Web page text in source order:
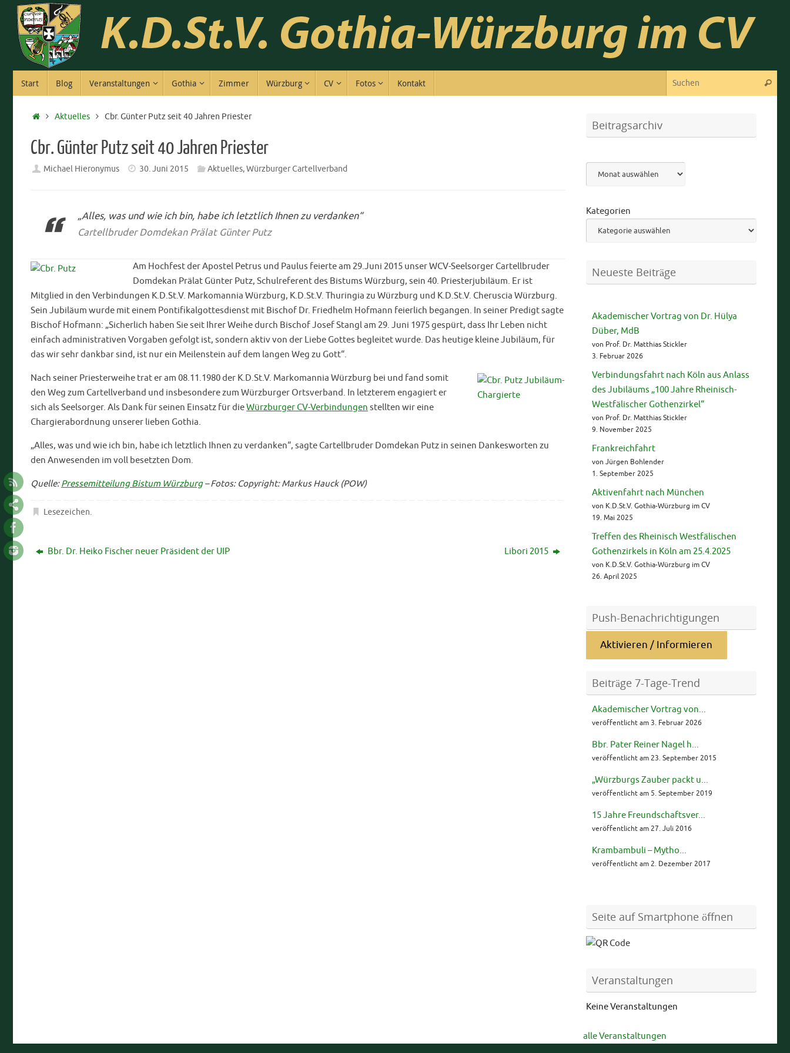
Zum
Inhalt
springen
Inhalt
Start Blog Veranstaltungen Gothia Zimmer Würzburg CV Fotos Kontakt Suchen
StartAktuelles Cbr. Günter Putz seit 40 Jahren Priester
Cbr. Günter Putz seit 40 Jahren Priester
Michael Hieronymus 30. Juni 2015 Aktuelles,Würzburger Cartellverband
„Alles, was und wie ich bin, habe ich letztlich Ihnen zu verdanken“
Cartellbruder Domdekan Prälat Günter Putz
Am Hochfest der Apostel Petrus und Paulus feierte am 29.Juni 2015 unser WCV-Seelsorger Cartellbruder
Domdekan Prälat Günter Putz, Schulreferent des Bistums Würzburg, sein 40. Priesterjubiläum. Er ist
Mitglied in den Verbindungen K.D.St.V. Markomannia Würzburg, K.D.St.V. Thuringia zu Würzburg und K.D.St.V. Cheruscia Würzburg.
Sein Jubiläum wurde mit einem Pontifikalgottesdienst mit Bischof Dr. Friedhelm Hofmann feierlich begangen. In seiner Predigt sagte
Bischof Hofmann: „Sicherlich haben Sie seit Ihrer Weihe durch Bischof Josef Stangl am 29. Juni 1975 gespürt, dass Ihr Leben nicht
einfach administrativen Vorgaben gefolgt ist, sondern aktiv von der Liebe Gottes begleitet wurde. Das heutige kleine Jubiläum, für
das wir sehr dankbar sind, ist nur ein Meilenstein auf dem langen Weg zu Gott“.
Nach seiner Priesterweihe trat er am 08.11.1980 der K.D.St.V. Markomannia Würzburg bei und fand somit
den Weg zum Cartellverband und insbesondere zum Würzburger Ortsverband. In letzterem engagiert er
sich als Seelsorger. Als Dank für seinen Einsatz für dieWürzburger CV-Verbindungen stellten wir eine
Chargierabordnung unserer lieben Gothia.
„Alles, was und wie ich bin, habe ich letztlich Ihnen zu verdanken“, sagte Cartellbruder Domdekan Putz in seinen Dankesworten zu
den Anwesenden im voll besetzten Dom.
Quelle:Pressemitteilung Bistum Würzburg– Fotos: Copyright: Markus Hauck (POW)
Lesezeichen.
Bbr. Dr. Heiko Fischer neuer Präsident der UIP Libori 2015
Beitragsarchiv
Archiv
Kategorien
Neueste Beiträge
Akademischer Vortrag von Dr. Hülya
Düber, MdB
von Prof. Dr. Matthias Stickler
3. Februar 2026
Verbindungsfahrt nach Köln aus Anlass
des Jubiläums „100 Jahre Rheinisch-
Westfälischer Gothenzirkel“
von Prof. Dr. Matthias Stickler
9. November 2025
Frankreichfahrt
von Jürgen Bohlender
1. September 2025
Aktivenfahrt nach München
von K.D.St.V. Gothia-Würzburg im CV
19. Mai 2025
Treffen des Rheinisch Westfälischen
Gothenzirkels in Köln am 25.4.2025
von K.D.St.V. Gothia-Würzburg im CV
26. April 2025
Push-Benachrichtigungen
Aktivieren / Informieren
Beiträge 7-Tage-Trend
Akademischer Vortrag von...
veröffentlicht am 3. Februar 2026
Bbr. Pater Reiner Nagel h...
veröffentlicht am 23. September 2015
„Würzburgs Zauber packt u...
veröffentlicht am 5. September 2019
15 Jahre Freundschaftsver...
veröffentlicht am 27. Juli 2016
Krambambuli – Mytho...
veröffentlicht am 2. Dezember 2017
Seite auf Smartphone öffnen
Veranstaltungen
Keine Veranstaltungen
alle Veranstaltungen